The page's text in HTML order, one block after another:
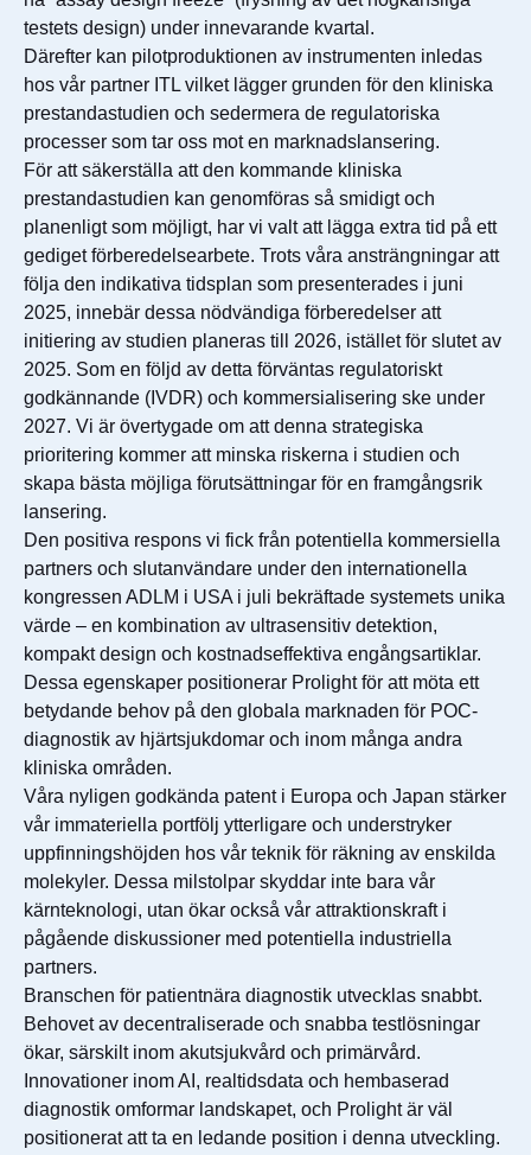
testets design) under innevarande kvartal.
Därefter kan pilotproduktionen av instrumenten inledas
hos vår partner ITL vilket lägger grunden för den kliniska
prestandastudien och sedermera de regulatoriska
processer som tar oss mot en marknadslansering.
För att säkerställa att den kommande kliniska
prestandastudien kan genomföras så smidigt och
planenligt som möjligt, har vi valt att lägga extra tid på ett
gediget förberedelsearbete. Trots våra ansträngningar att
följa den indikativa tidsplan som presenterades i juni
2025, innebär dessa nödvändiga förberedelser att
initiering av studien planeras till 2026, istället för slutet av
2025. Som en följd av detta förväntas regulatoriskt
godkännande (IVDR) och kommersialisering ske under
2027. Vi är övertygade om att denna strategiska
prioritering kommer att minska riskerna i studien och
skapa bästa möjliga förutsättningar för en framgångsrik
lansering.
Den positiva respons vi fick från potentiella kommersiella
partners och slutanvändare under den internationella
kongressen ADLM i USA i juli bekräftade systemets unika
värde – en kombination av ultrasensitiv detektion,
kompakt design och kostnadseffektiva engångsartiklar.
Dessa egenskaper positionerar Prolight för att möta ett
betydande behov på den globala marknaden för POC-
diagnostik av hjärtsjukdomar och inom många andra
kliniska områden.
Våra nyligen godkända patent i Europa och Japan stärker
vår immateriella portfölj ytterligare och understryker
uppfinningshöjden hos vår teknik för räkning av enskilda
molekyler. Dessa milstolpar skyddar inte bara vår
kärnteknologi, utan ökar också vår attraktionskraft i
pågående diskussioner med potentiella industriella
partners.
Branschen för patientnära diagnostik utvecklas snabbt.
Behovet av decentraliserade och snabba testlösningar
ökar, särskilt inom akutsjukvård och primärvård.
Innovationer inom AI, realtidsdata och hembaserad
diagnostik omformar landskapet, och Prolight är väl
positionerat att ta en ledande position i denna utveckling.